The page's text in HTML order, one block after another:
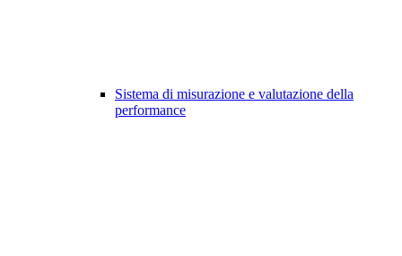
Sistema di misurazione e valutazione della
performance